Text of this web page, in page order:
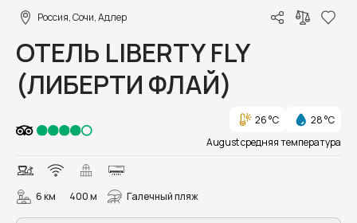
Россия, Сочи, Адлер
ОТЕЛЬ LIBERTY FLY
(ЛИБЕРТИ ФЛАЙ)
26 °C
28 °C
August средняя температура
6 км 400 м Галечный пляж